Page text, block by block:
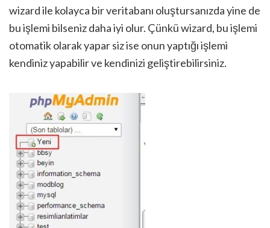
wizard ile kolayca bir veritabanı oluştursanızda yine de
bu işlemi bilseniz daha iyi olur. Çünkü wizard, bu işlemi
otomatik olarak yapar siz ise onun yaptığı işlemi
kendiniz yapabilir ve kendinizi geliştirebilirsiniz.